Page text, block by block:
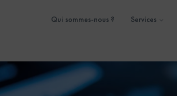
Qui sommes-nous ? Services